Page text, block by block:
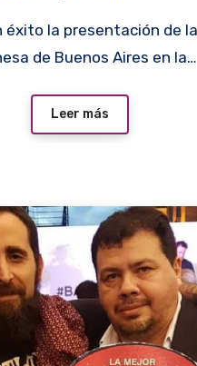
de Buenos Aires en la…
Leer más